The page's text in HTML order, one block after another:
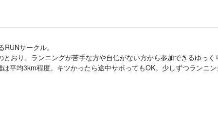
サークル。
とおり、ランニングが苦手な方や自信がない方から参加できるゆっ
平均3km程度。キツかったら途中サボってもOK。少しずつランニ